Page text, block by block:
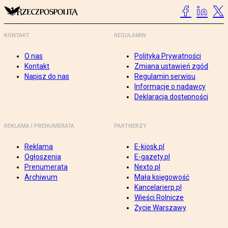
KONTAKT
O nas
Kontakt
Napisz do nas
REGULAMIN
Polityka Prywatności
Zmiana ustawień zgód
Regulamin serwisu
Informacje o nadawcy
Deklaracja dostępności
REKLAMA I PRENUMERATA
Reklama
Ogłoszenia
Prenumerata
Archiwum
PARTNERZY
E-kiosk.pl
E-gazety.pl
Nexto.pl
Mała księgowość
Kancelarierp.pl
Wieści Rolnicze
Życie Warszawy